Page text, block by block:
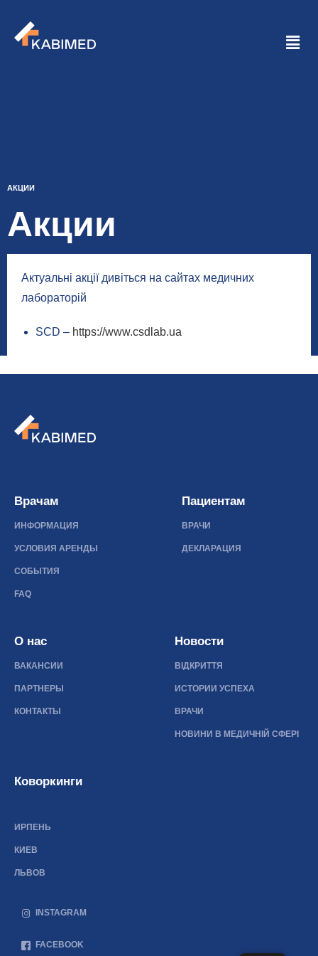
АКЦИИ
Акции
Актуальні акції дивіться на сайтах медичних
лабораторій
SCD – https://www.csdlab.ua
Врачам
ИНФОРМАЦИЯ
УСЛОВИЯ АРЕНДЫ
СОБЫТИЯ
FAQ
Пациентам
ВРАЧИ
ДЕКЛАРАЦИЯ
О нас
ВАКАНСИИ
ПАРТНЕРЫ
КОНТАКТЫ
Новости
ВІДКРИТТЯ
ИСТОРИИ УСПЕХА
ВРАЧИ
НОВИНИ В МЕДИЧНІЙ СФЕРІ
Коворкинги
ИРПЕНЬ
КИЕВ
ЛЬВОВ
INSTAGRAM
FACEBOOK